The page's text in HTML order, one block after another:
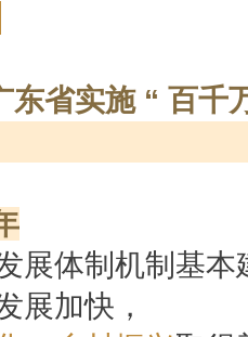
东省实施 “ 百千
展体制机制基本
展加快，